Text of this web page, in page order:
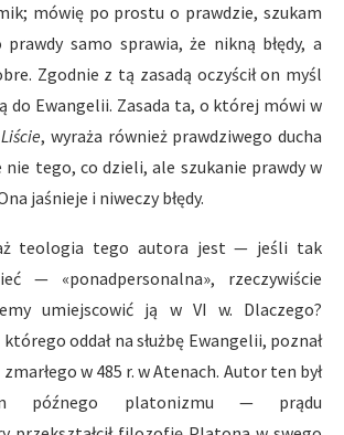
mówię po prostu o prawdzie, szukam
prawdy samo sprawia, że nikną błędy, a
Zgodnie z tą zasadą oczyścił on myśl
do Ewangelii. Zasada ta, o której mówi w
Liście, wyraża również prawdziwego ducha
nie tego, co dzieli, ale szukanie prawdy w
jaśnieje i niweczy błędy.
teologia tego autora jest — jeśli tak
— «ponadpersonalna», rzeczywiście
umiejscowić ją w VI w. Dlaczego?
oddał na służbę Ewangelii, poznał
w 485 r. w Atenach. Autor ten był
późnego platonizmu — prądu